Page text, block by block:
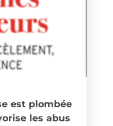
est plombée
les abus